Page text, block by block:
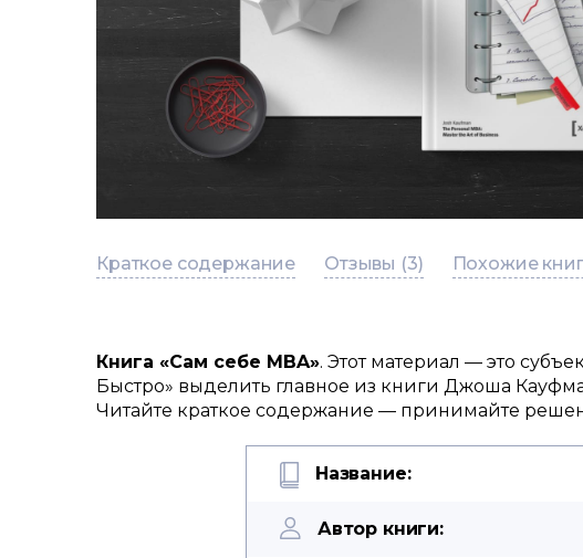
Краткое содержание Отзывы (3) Похожие
Книга «Сам себе MBA». Этот материал — это
Быстро» выделить главное из книги Джоша
Читайте краткое содержание — принимайте
Название:
Автор книги: